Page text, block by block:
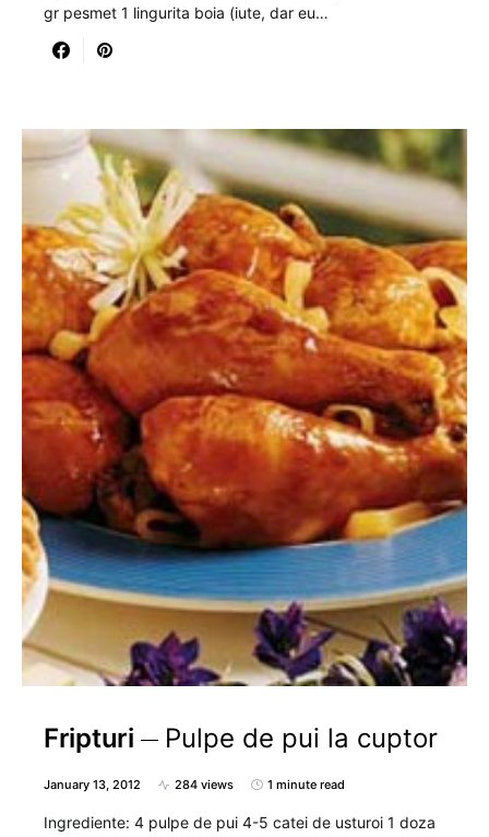
gr pesmet 1 lingurita boia (iute, dar eu…
Fripturi Pulpe de pui la cuptor
January 13, 2012 284 views 1 minute read
Ingrediente: 4 pulpe de pui 4-5 catei de usturoi 1 doza